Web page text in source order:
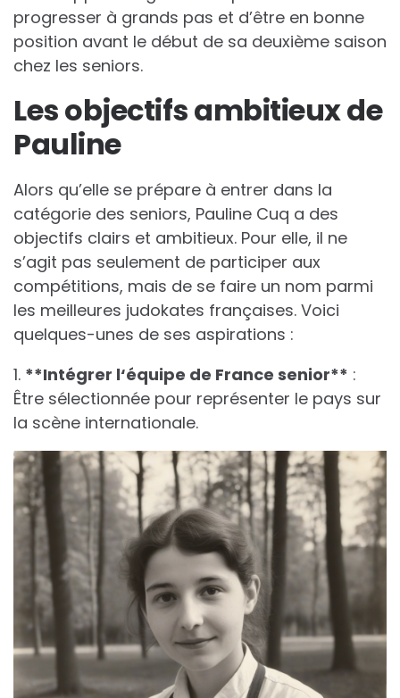
progresser à grands pas et d’être en bonne
position avant le début de sa deuxième saison
chez les seniors.
Les objectifs ambitieux de
Pauline
Alors qu’elle se prépare à entrer dans la
catégorie des seniors, Pauline Cuq a des
objectifs clairs et ambitieux. Pour elle, il ne
s’agit pas seulement de participer aux
compétitions, mais de se faire un nom parmi
les meilleures judokates françaises. Voici
quelques-unes de ses aspirations :
1. **Intégrer l‘équipe de France senior** :
Être sélectionnée pour représenter le pays sur
la scène internationale.